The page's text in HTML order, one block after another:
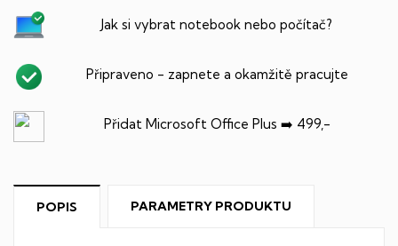
Jak si vybrat notebook nebo počítač?
Připraveno - zapnete a okamžitě pracujte
Přidat Microsoft Office Plus ➡️ 499,-
POPIS PARAMETRY PRODUKTU